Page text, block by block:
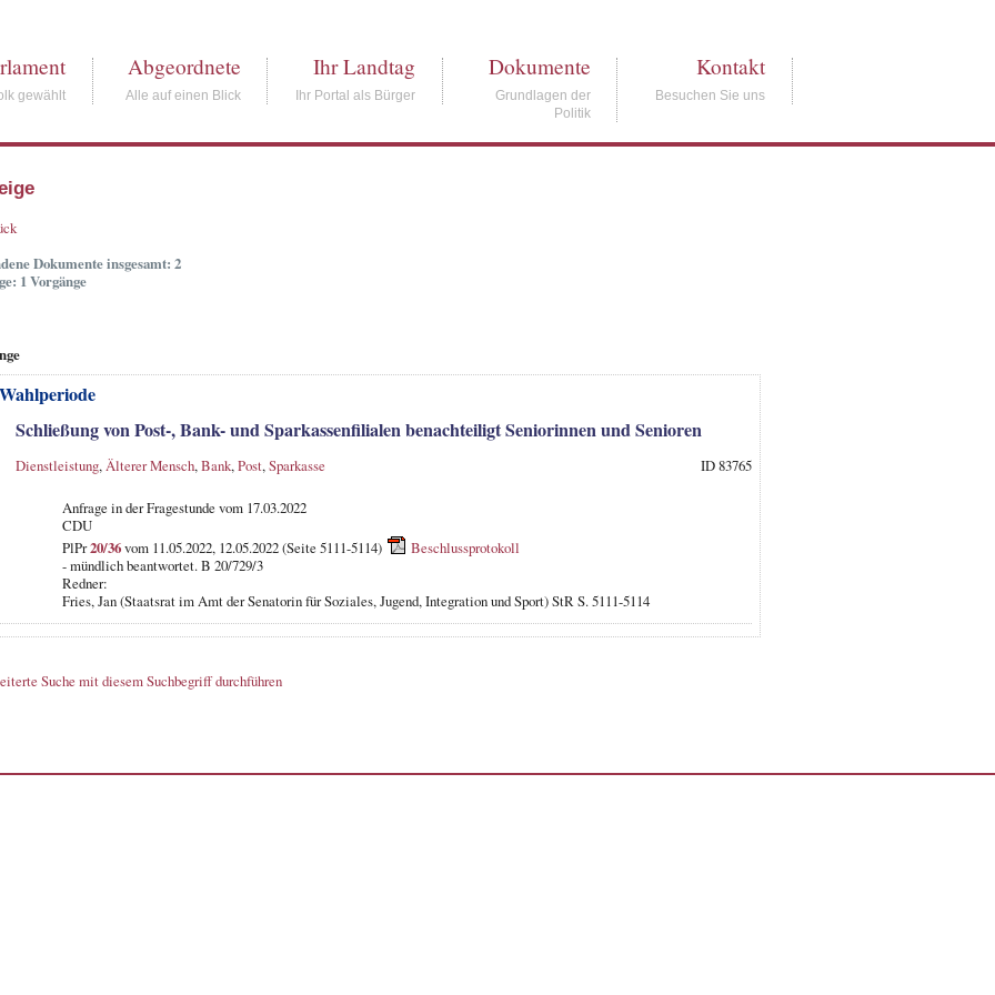
gewählt
Abgeordnete
Alle auf einen Blick
Ihr Landtag
Ihr Portal als Bürger
Dokumente
Grundlagen der
Politik
Kontakt
Besuchen Sie uns
Dokumente insgesamt: 2
1 Vorgänge
Schließung von Post-, Bank- und Sparkassenfilialen benachteiligt Seniorinnen und Senioren
Dienstleistung,Älterer Mensch,Bank,Post,Sparkasse ID 83765
Anfrage in der Fragestundevom 17.03.2022
CDU
PlPr20/36vom 11.05.2022, 12.05.2022 (Seite 5111-5114)
Beschlussprotokoll
- mündlich beantwortet. B 20/729/3
Redner:
Fries, Jan (Staatsrat im Amt der Senatorin für Soziales, Jugend, Integration und Sport) StR S. 5111-5114
Suche mit diesem Suchbegriff durchführen